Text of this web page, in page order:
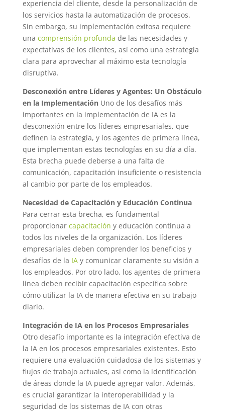
experiencia del cliente, desde la personalización de
los servicios hasta la automatización de procesos.
Sin embargo, su implementación exitosa requiere
una comprensión profunda de las necesidades y
expectativas de los clientes, así como una estrategia
clara para aprovechar al máximo esta tecnología
disruptiva.
Desconexión entre Líderes y Agentes: Un Obstáculo
en la ImplementaciónUno de los desafíos más
importantes en la implementación de IA es la
desconexión entre los líderes empresariales, que
definen la estrategia, y los agentes de primera línea,
que implementan estas tecnologías en su día a día.
Esta brecha puede deberse a una falta de
comunicación, capacitación insuficiente o resistencia
al cambio por parte de los empleados.
Necesidad de Capacitación y Educación Continua
Para cerrar esta brecha, es fundamental
proporcionar capacitación y educación continua a
todos los niveles de la organización. Los líderes
empresariales deben comprender los beneficios y
desafíos de la IAy comunicar claramente su visión a
los empleados. Por otro lado, los agentes de primera
línea deben recibir capacitación específica sobre
cómo utilizar la IA de manera efectiva en su trabajo
diario.
Integración de IA en los Procesos Empresariales
Otro desafío importante es la integración efectiva de
la IA en los procesos empresariales existentes. Esto
requiere una evaluación cuidadosa de los sistemas y
flujos de trabajo actuales, así como la identificación
de áreas donde la IA puede agregar valor. Además,
es crucial garantizar la interoperabilidad y la
seguridad de los sistemas de IA con otras